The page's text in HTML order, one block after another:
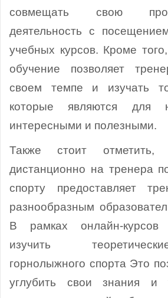
совмещать свою
деятельность с
учебных курсов. Кроме
обучение позволяет
своем темпе и изучать
которые являются для
интересными и полезными.
Также стоит отметить,
дистанционно на тренера
спорту предоставляет
разнообразным
В рамках онлайн-
изучить
горнолыжного спорта Это
углубить свои знания и